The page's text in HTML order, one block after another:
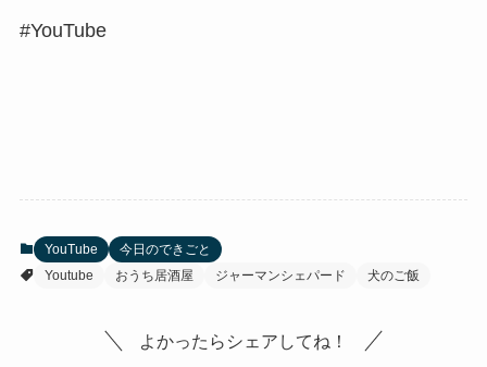
#YouTube
YouTube
今日のできごと
Youtube
おうち居酒屋 ジャーマンシェパード 犬のご飯
よかったらシェアしてね！